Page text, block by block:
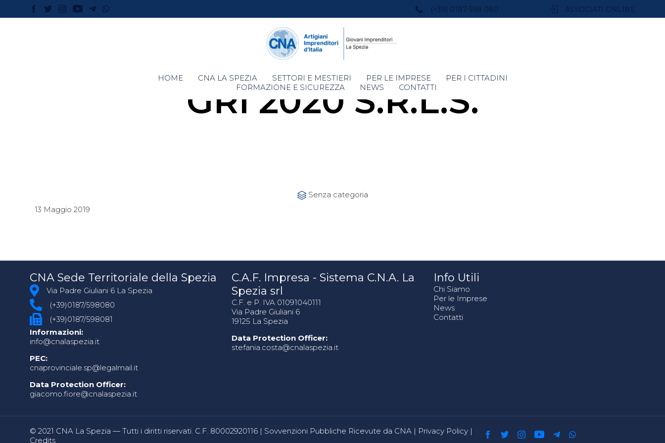
(+39) 0187 598 080 ASSOCIATI ONLINE
Skip
to
HOME CNA LA SPEZIA SETTORI E MESTIERI PER LE IMPRESE
PER I CITTADINI
FORMAZIONE E SICUREZZA
NEWS CONTATTI
GRI 2020 S.R.L.S.
 Category
Senza categoria
13 Maggio 2019
CNA Sede Territoriale della Spezia
Via Padre Giuliani 6 La Spezia
(+39)0187/598080
(+39)0187/598081
Informazioni:
info@cnalaspezia.it
PEC:
cnaprovinciale.sp@legalmail.it
Data Protection Officer:
giacomo.fiore@cnalaspezia.it
C.A.F. Impresa - Sistema C.N.A. La
Spezia srl
C.F. e P. IVA 01091040111
Via Padre Giuliani 6
19125 La Spezia
Data Protection Officer:
stefania.costa@cnalaspezia.it
Info Utili
Chi Siamo
Per le Imprese
News
Contatti
© 2021 CNA La Spezia — Tutti i diritti riservati. C.F. 80002920116 | Sovvenzioni Pubbliche Ricevute da CNA | Privacy Policy |
Credits